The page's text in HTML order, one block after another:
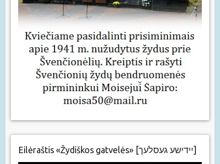
Eilėraštis «Žydiškos gatvelės» [יידישע געסלעך]